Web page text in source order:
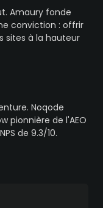
Amaury fonde
conviction : offrir
sites à la hauteur
Noqode
pionnière de l'AEO
de 9.3/10.